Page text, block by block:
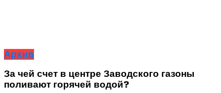
Архив
За чей счет в центре Заводского газоны
поливают горячей водой?